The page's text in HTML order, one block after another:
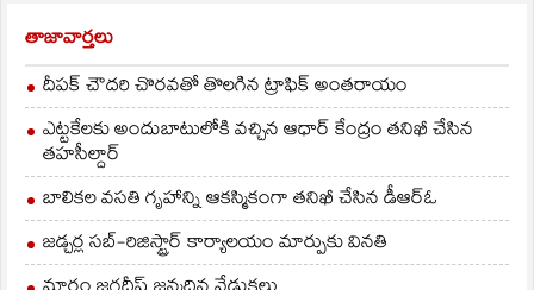
తాజావార్తలు
దీపక్ చౌదరి చొరవతో తొలగిన ట్రాఫిక్‌ అంతరాయం
ఎట్టకేలకు అందుబాటులోకి వచ్చిన ఆధార్ కేంద్రం తనిఖీ చేసిన
తహసీల్దార్
బాలికల వసతి గృహాన్ని ఆకస్మికంగా తనిఖీ చేసిన డీఆర్ఓ
జడ్చర్ల సబ్-రిజిస్ట్రార్ కార్యాలయం మార్పుకు వినతి